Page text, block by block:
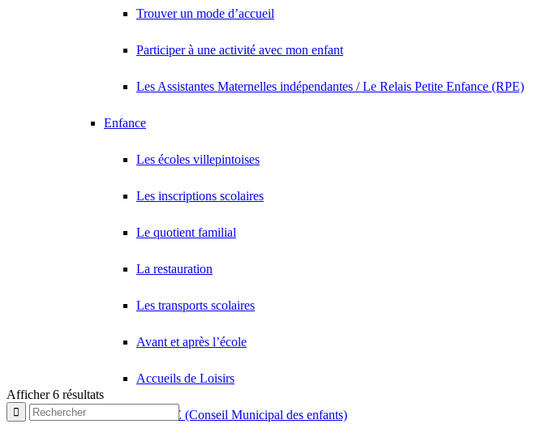
Trouver un mode d’accueil
Participer à une activité avec mon enfant
Les Assistantes Maternelles indépendantes / Le Relais Petite Enfance (RPE)
Enfance
Les écoles villepintoises
Les inscriptions scolaires
Le quotient familial
La restauration
Les transports scolaires
Avant et après l’école
Accueils de Loisirs
Le CME (Conseil Municipal des enfants)
Afficher 6 résultats